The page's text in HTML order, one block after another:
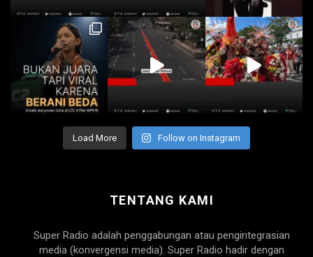
Load More Follow on Instagram
TENTANG KAMI
Super Radio adalah penggabungan atau pengintegrasian
media (konvergensi media). Super Radio hadir dengan